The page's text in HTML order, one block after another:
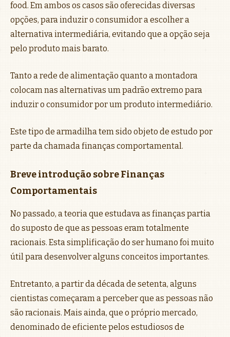
food. Em ambos os casos são oferecidas diversas
opções, para induzir o consumidor a escolher a
alternativa intermediária, evitando que a opção seja
pelo produto mais barato.
Tanto a rede de alimentação quanto a montadora
colocam nas alternativas um padrão extremo para
induzir o consumidor por um produto intermediário.
Este tipo de armadilha tem sido objeto de estudo por
parte da chamada finanças comportamental.
Breve introdução sobre Finanças
Comportamentais
No passado, a teoria que estudava as finanças partia
do suposto de que as pessoas eram totalmente
racionais. Esta simplificação do ser humano foi muito
útil para desenvolver alguns conceitos importantes.
Entretanto, a partir da década de setenta, alguns
cientistas começaram a perceber que as pessoas não
são racionais. Mais ainda, que o próprio mercado,
denominado de eficiente pelos estudiosos de